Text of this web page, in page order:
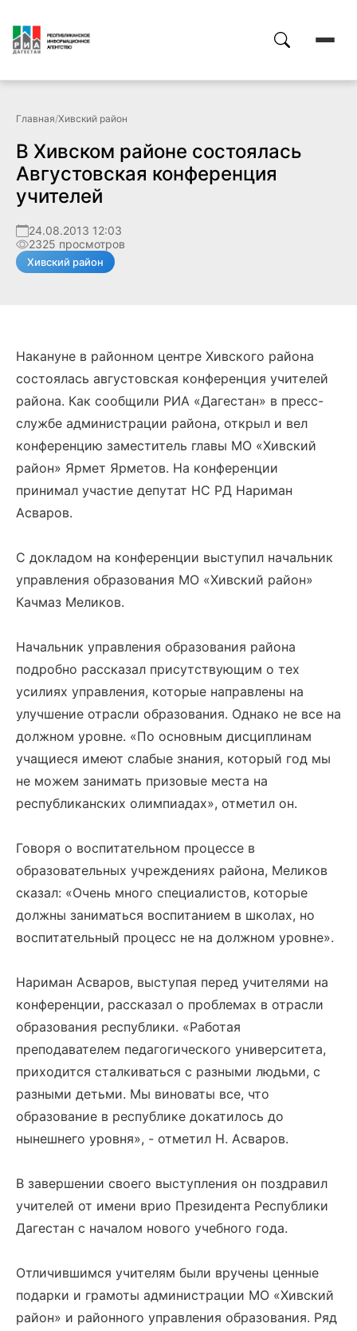
Главная/Хивский район
В Хивском районе состоялась
Августовская конференция
учителей
24.08.2013 12:03
2325 просмотров
Хивский район
Накануне в районном центре Хивского района
состоялась августовская конференция учителей
района. Как сообщили РИА «Дагестан» в пресс-
службе администрации района, открыл и вел
конференцию заместитель главы МО «Хивский
район» Ярмет Ярметов. На конференции
принимал участие депутат НС РД Нариман
Асваров.
С докладом на конференции выступил начальник
управления образования МО «Хивский район»
Качмаз Меликов.
Начальник управления образования района
подробно рассказал присутствующим о тех
усилиях управления, которые направлены на
улучшение отрасли образования. Однако не все на
должном уровне. «По основным дисциплинам
учащиеся имеют слабые знания, который год мы
не можем занимать призовые места на
республиканских олимпиадах», отметил он.
Говоря о воспитательном процессе в
образовательных учреждениях района, Меликов
сказал: «Очень много специалистов, которые
должны заниматься воспитанием в школах, но
воспитательный процесс не на должном уровне».
Нариман Асваров, выступая перед учителями на
конференции, рассказал о проблемах в отрасли
образования республики. «Работая
преподавателем педагогического университета,
приходится сталкиваться с разными людьми, с
разными детьми. Мы виноваты все, что
образование в республике докатилось до
нынешнего уровня», - отметил Н. Асваров.
В завершении своего выступления он поздравил
учителей от имени врио Президента Республики
Дагестан с началом нового учебного года.
Отличившимся учителям были вручены ценные
подарки и грамоты администрации МО «Хивский
район» и районного управления образования. Ряд